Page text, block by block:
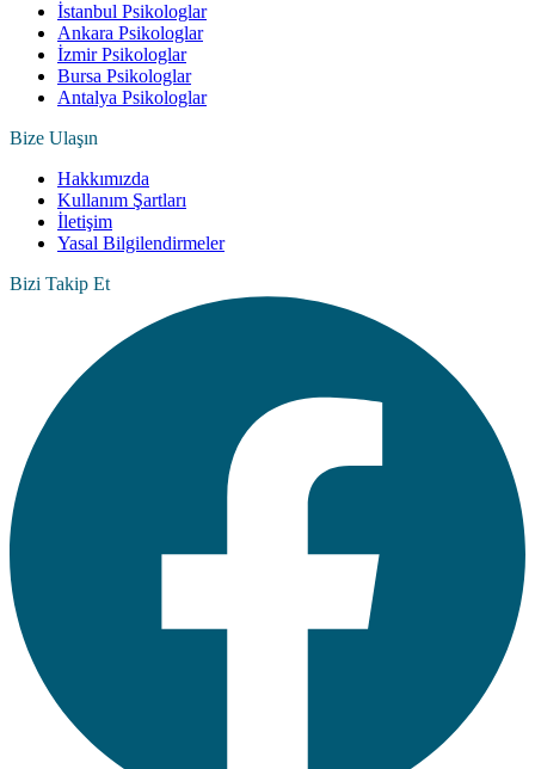
İstanbul Psikologlar
Ankara Psikologlar
İzmir Psikologlar
Bursa Psikologlar
Antalya Psikologlar
Bize Ulaşın
Hakkımızda
Kullanım Şartları
İletişim
Yasal Bilgilendirmeler
Bizi Takip Et